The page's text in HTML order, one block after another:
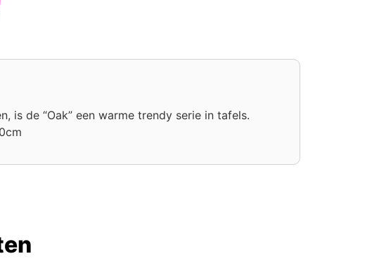
is de “Oak” een warme trendy serie in tafels.